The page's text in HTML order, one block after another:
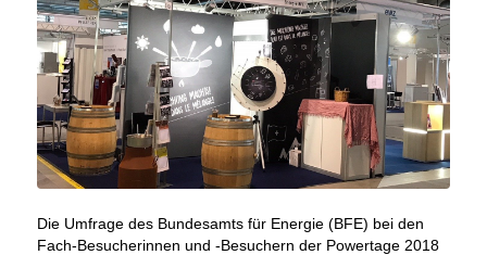
Die Umfrage des Bundesamts für Energie (BFE) bei den
Fach-Besucherinnen und -Besuchern der Powertage 2018